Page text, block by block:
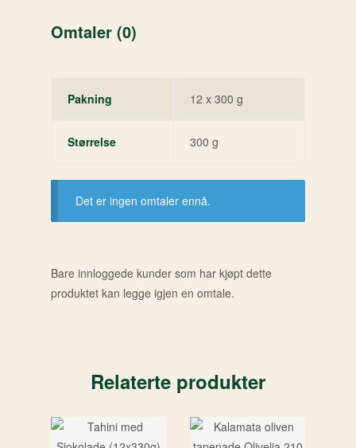
Omtaler (0)
Pakning 12 x 300 g
Størrelse 300 g
Det er ingen omtaler ennå.
Bare innloggede kunder som har kjøpt dette
produktet kan legge igjen en omtale.
Relaterte produkter